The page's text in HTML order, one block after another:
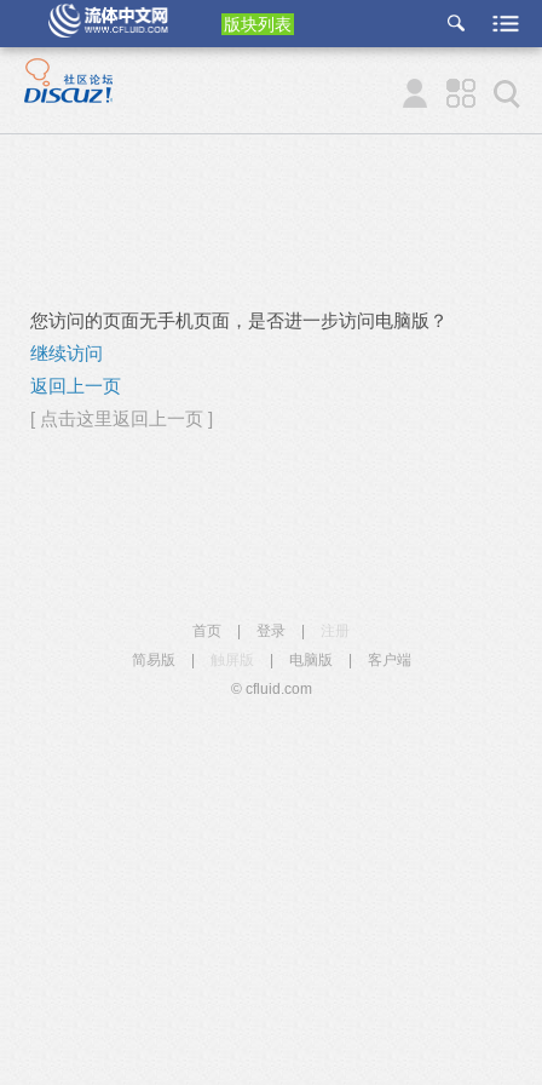
版块列表
etu
p
您访问的页面无手机页面，是否进一步访问电脑版？
继续访问
返回上一页
[ 点击这里返回上一页 ]
首页 登录
简易版
触屏版 电脑版
客户端
© cfluid.com